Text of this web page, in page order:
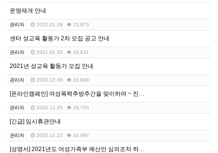
운영재개 안내
관리자 2021.01.28 15,973
센터 성교육 활동가 2차 모집 공고 안내
관리자 2021.01.25 16,631
2021년 성교육 활동가 모집 안내
관리자 2020.12.08 16,838
[온라인캠페인] 여성폭력추방주간을 맞이하여 ~ 진행합니…
관리자 2020.11.25 16,750
[긴급] 임시휴관안내
관리자 2020.11.23 16,997
[성명서] 2021년도 여성가족부 예산안 심의조차 하지…